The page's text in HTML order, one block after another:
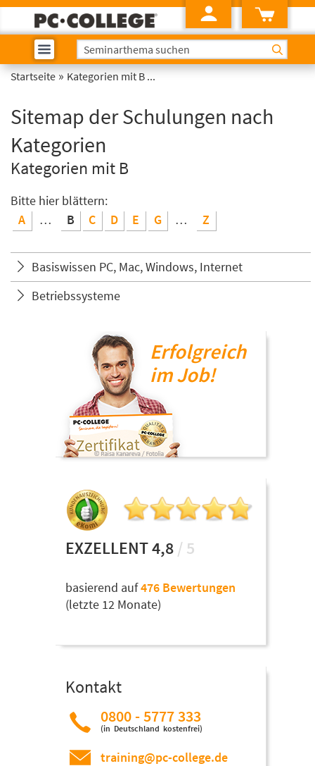
Startseite » Kategorien mit B ...
Sitemap der Schulungen nach
Kategorien
Kategorien mit B
Bitte hier blättern:
A
… B C D E G … Z
Basiswissen PC, Mac, Windows, Internet
Betriebssysteme
Erfolgreich
im Job!
EXZELLENT 4,8 / 5
basierend auf476 Bewertungen
(letzte 12 Monate)
Kontakt
0800 - 5777 333
(in Deutschland kostenfrei)
training@pc-college.de